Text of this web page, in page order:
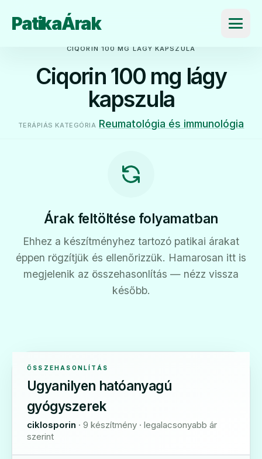
PatikaÁrak
CIQORIN 100 MG LÁGY KAPSZULA
Ciqorin 100 mg lágy
kapszula
TERÁPIÁS KATEGÓRIA Reumatológia és immunológia
Árak feltöltése folyamatban
Ehhez a készítményhez tartozó patikai árakat
éppen rögzítjük és ellenőrizzük. Hamarosan itt is
megjelenik az összehasonlítás — nézz vissza
később.
ÖSSZEHASONLÍTÁS
Ugyanilyen hatóanyagú
gyógyszerek
ciklosporin · 9 készítmény · legalacsonyabb ár
szerint